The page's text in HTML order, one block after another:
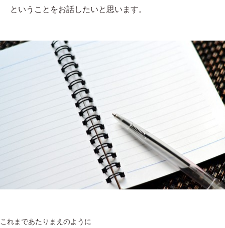
ということをお話したいと思います。
これまであたりまえのように